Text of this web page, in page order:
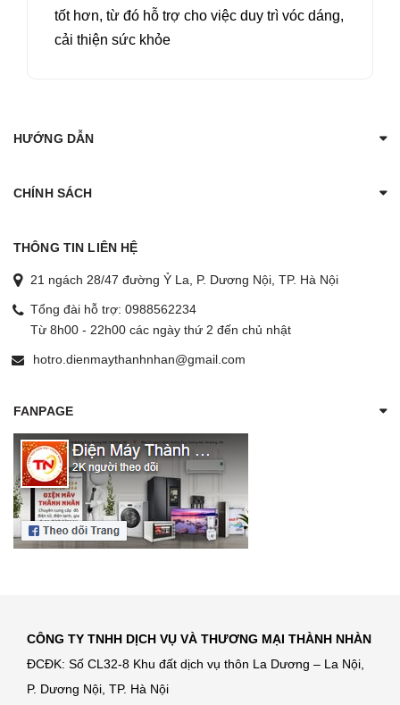
tốt hơn, từ đó hỗ trợ cho việc duy trì vóc dáng,
cải thiện sức khỏe
HƯỚNG DẪN
CHÍNH SÁCH
THÔNG TIN LIÊN HỆ
21 ngách 28/47 đường Ỷ La, P. Dương Nội, TP. Hà Nội
Tổng đài hỗ trợ: 0988562234
Từ 8h00 - 22h00 các ngày thứ 2 đến chủ nhật
hotro.dienmaythanhnhan@gmail.com
FANPAGE
CÔNG TY TNHH DỊCH VỤ VÀ THƯƠNG MẠI THÀNH NHÀN
ĐCĐK: Số CL32-8 Khu đất dịch vụ thôn La Dương – La Nội,
P. Dương Nội, TP. Hà Nội